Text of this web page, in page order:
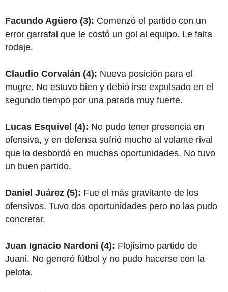
Facundo Agüero (3): Comenzó el partido con un
error garrafal que le costó un gol al equipo. Le falta
rodaje.
Claudio Corvalán (4): Nueva posición para el
mugre. No estuvo bien y debió irse expulsado en el
segundo tiempo por una patada muy fuerte.
Lucas Esquivel (4): No pudo tener presencia en
ofensiva, y en defensa sufrió mucho al volante rival
que lo desbordó en muchas oportunidades. No tuvo
un buen partido.
Daniel Juárez (5): Fue el más gravitante de los
ofensivos. Tuvo dos oportunidades pero no las pudo
concretar.
Juan Ignacio Nardoni (4): Flojísimo partido de
Juani. No generó fútbol y no pudo hacerse con la
pelota.